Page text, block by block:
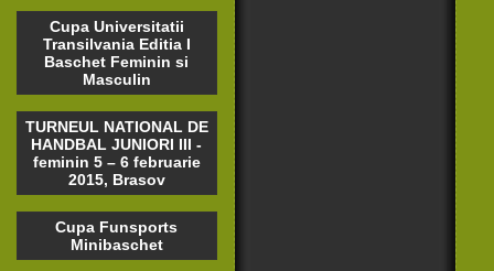
Cupa Universitatii
Transilvania Editia I
Baschet Feminin si
Masculin
TURNEUL NATIONAL DE
HANDBAL JUNIORI III -
feminin 5 – 6 februarie
2015, Brasov
Cupa Funsports
Minibaschet